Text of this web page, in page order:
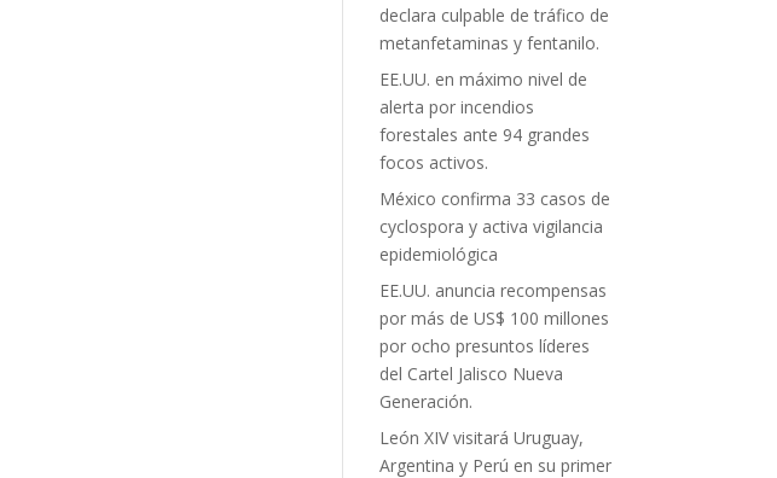
declara culpable de tráfico de
metanfetaminas y fentanilo.
EE.UU. en máximo nivel de
alerta por incendios
forestales ante 94 grandes
focos activos.
México confirma 33 casos de
cyclospora y activa vigilancia
epidemiológica
EE.UU. anuncia recompensas
por más de US$ 100 millones
por ocho presuntos líderes
del Cartel Jalisco Nueva
Generación.
León XIV visitará Uruguay,
Argentina y Perú en su primer